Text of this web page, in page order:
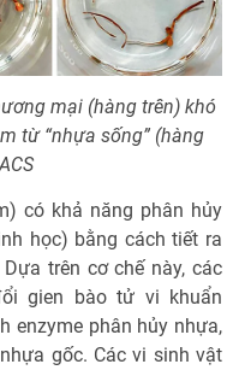
mại (hàng trên) khó
từ “nhựa sống” (hàng
có khả năng phân hủy
học) bằng cách tiết ra
trên cơ chế này, các
gien bào tử vi khuẩn
enzyme phân hủy nhựa,
gốc. Các vi sinh vật